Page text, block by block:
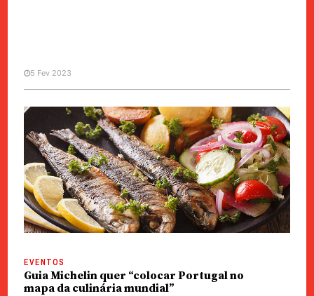
CHINA / ÁSIA
Turistas de Hong Kong
descobrem cozinha portuguesa à
boleia de falso prato nacional
5 Fev 2023
EVENTOS
Guia Michelin quer “colocar Portugal no
mapa da culinária mundial”